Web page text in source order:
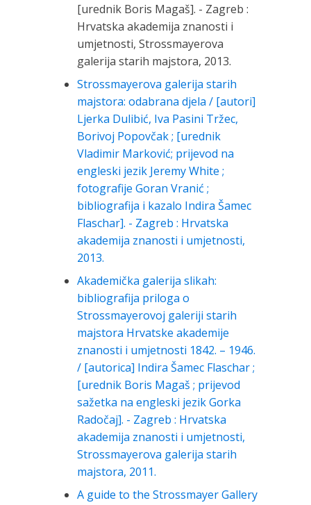
[urednik Boris Magaš]. - Zagreb :
Hrvatska akademija znanosti i
umjetnosti, Strossmayerova
galerija starih majstora, 2013.
Strossmayerova galerija starih
majstora: odabrana djela / [autori]
Ljerka Dulibić, Iva Pasini Tržec,
Borivoj Popovčak ; [urednik
Vladimir Marković; prijevod na
engleski jezik Jeremy White ;
fotografije Goran Vranić ;
bibliografija i kazalo Indira Šamec
Flaschar]. - Zagreb : Hrvatska
akademija znanosti i umjetnosti,
2013.
Akademička galerija slikah:
bibliografija priloga o
Strossmayerovoj galeriji starih
majstora Hrvatske akademije
znanosti i umjetnosti 1842. – 1946.
/ [autorica] Indira Šamec Flaschar ;
[urednik Boris Magaš ; prijevod
sažetka na engleski jezik Gorka
Radočaj]. - Zagreb : Hrvatska
akademija znanosti i umjetnosti,
Strossmayerova galerija starih
majstora, 2011.
A guide to the Strossmayer Gallery